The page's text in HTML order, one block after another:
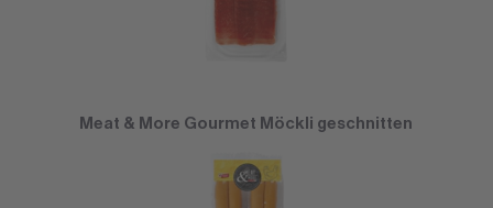
Meat & More Gourmet Möckli geschnitten